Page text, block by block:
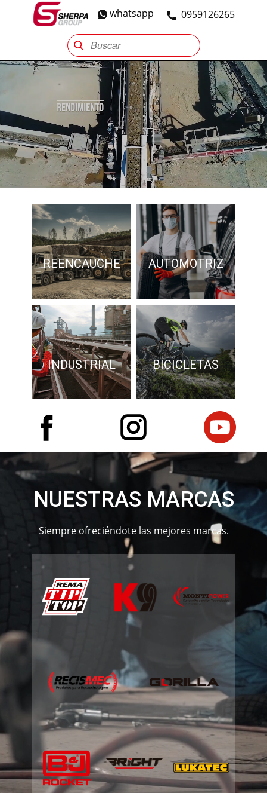
​0959126265
whatsapp
Sherpa Group Reencauche Automotriz
REENCAUCHE AUTOMOTRIZ
INDUSTRIAL BICICLETAS
NUESTRAS MARCAS
Siempre ofreciéndote las mejores marcas.